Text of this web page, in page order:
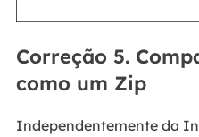
Correção 5.
como um Zip
Independentemente da